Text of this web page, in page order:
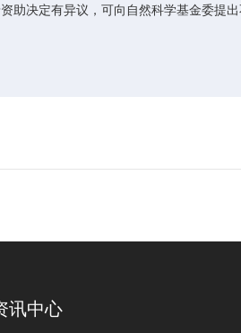
助决定有异议，可向自然科学基金委提
讯中心